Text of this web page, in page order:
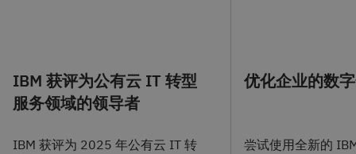
IBM 获评为公有云 IT 转型
服务领域的领导者
IBM 获评为 2025 年公有云 IT 转
优化企业的数
尝试使用全新的